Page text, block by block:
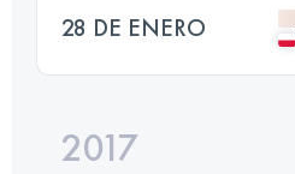
28 DE ENERO
2017